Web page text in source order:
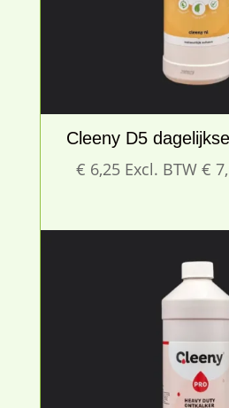
Cleeny D5
€ 6,25 Excl. BTW €